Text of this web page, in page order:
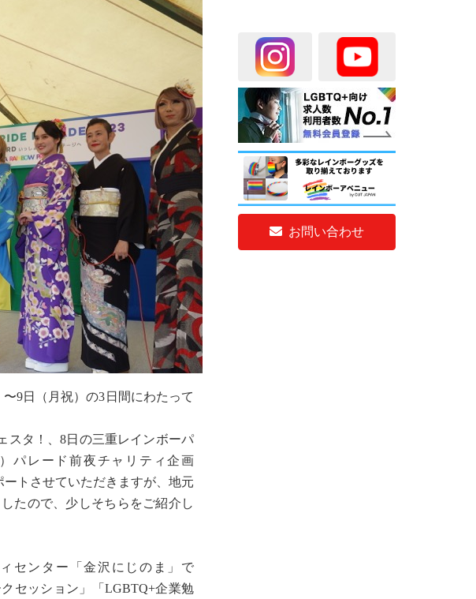
お問い合わせ
9日（月祝）の3日間にわたって
スタ！、8日の三重レインボーパ
パレード前夜チャリティ企画
ートさせていただきますが、地元
たので、少しそちらをご紹介し
センター「金沢にじのま」で
セッション」「LGBTQ+企業勉